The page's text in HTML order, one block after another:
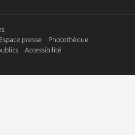
Espace presse
Photothèque
Accessibilité